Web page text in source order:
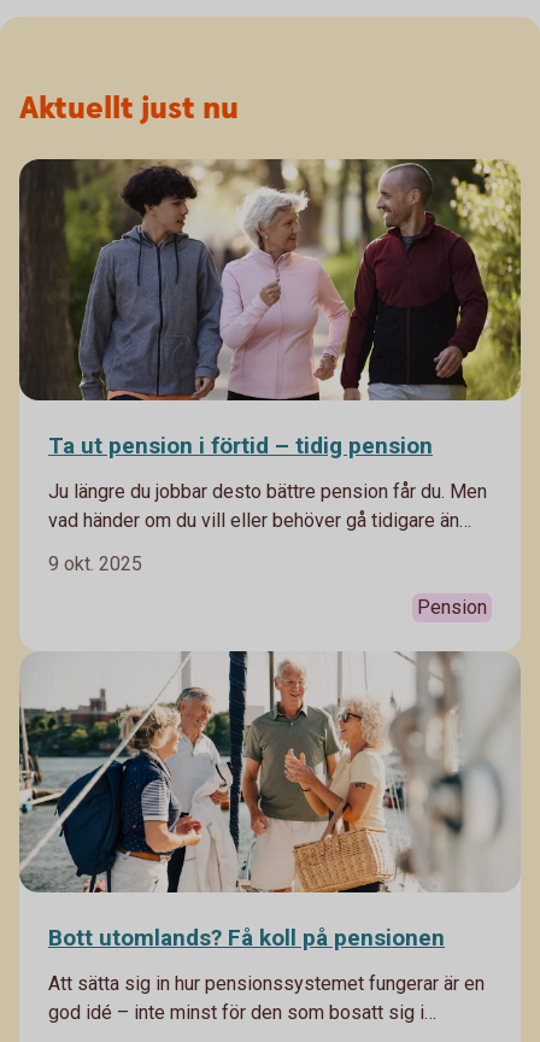
Aktuellt just nu
Ta ut pension i förtid – tidig pension
Ju längre du jobbar desto bättre pension får du. Men
vad händer om du vill eller behöver gå tidigare än
förklarar.
9 okt. 2025
Pension
Bott utomlands? Få koll på pensionen
Att sätta sig in hur pensionssystemet fungerar är en
god idé – inte minst för den som bosatt sig i